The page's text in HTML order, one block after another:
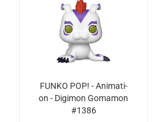
FUNKO POP! - Ani­ma­ti­
on - Di­gi­mon Go­ma­mon
#1386